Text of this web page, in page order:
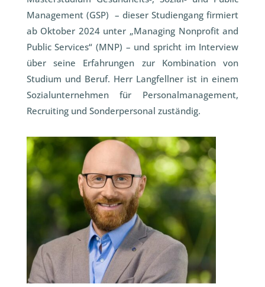
Management (GSP) – dieser Studiengang firmiert
ab Oktober 2024 unter „Managing Nonprofit and
Public Services“ (MNP) – und spricht im Interview
über seine Erfahrungen zur Kombination von
Studium und Beruf. Herr Langfellner ist in einem
Sozialunternehmen für Personalmanagement,
Recruiting und Sonderpersonal zuständig.